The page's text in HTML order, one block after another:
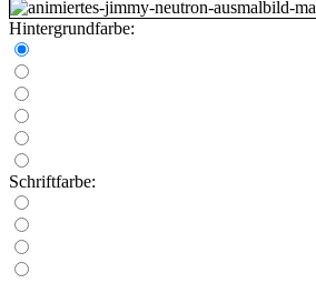
Hintergrundfarbe:
Schriftfarbe: